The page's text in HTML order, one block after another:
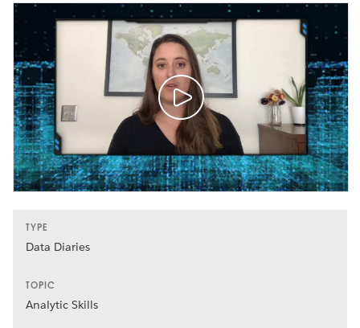
TYPE
Data Diaries
TOPIC
Analytic Skills